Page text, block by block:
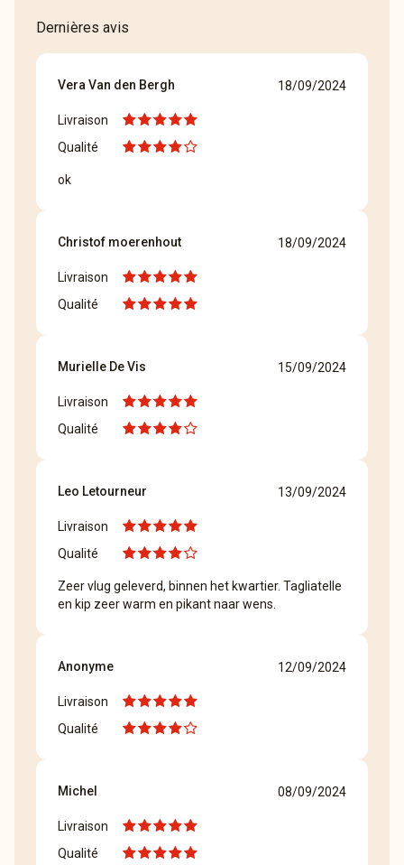
Dernières avis
Vera Van den Bergh 18/09/2024
Livraison
Qualité
ok
Christof moerenhout 18/09/2024
Livraison
Qualité
Murielle De Vis 15/09/2024
Livraison
Qualité
Leo Letourneur 13/09/2024
Livraison
Qualité
Zeer vlug geleverd, binnen het kwartier. Tagliatelle
en kip zeer warm en pikant naar wens.
Anonyme 12/09/2024
Livraison
Qualité
Michel 08/09/2024
Livraison
Qualité